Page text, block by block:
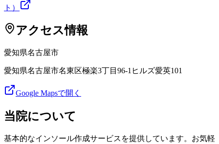
ト）
アクセス情報
愛知県名古屋市
愛知県名古屋市名東区極楽3丁目96-1ヒルズ愛英101
Google Mapsで開く
当院について
基本的なインソール作成サービスを提供しています。お気軽